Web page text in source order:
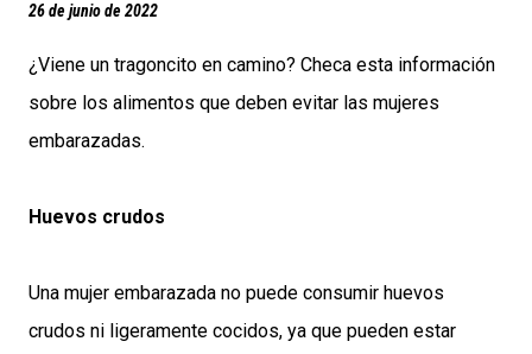
26 de junio de 2022
¿Viene un tragoncito en camino? Checa esta información
sobre los alimentos que deben evitar las mujeres
embarazadas.
Huevos crudos
Una mujer embarazada no puede consumir huevos
crudos ni ligeramente cocidos, ya que pueden estar